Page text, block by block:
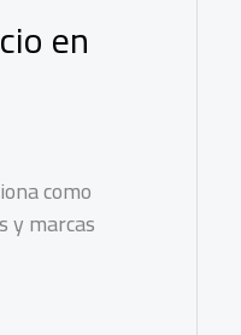
en
como
y marcas